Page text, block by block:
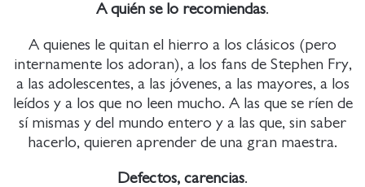
A quién se lo recomiendas.
A quienes le quitan el hierro a los clásicos (pero
internamente los adoran), a los fans de Stephen Fry,
a las adolescentes, a las jóvenes, a las mayores, a los
leídos y a los que no leen mucho. A las que se ríen de
sí mismas y del mundo entero y a las que, sin saber
hacerlo, quieren aprender de una gran maestra.
Defectos, carencias.